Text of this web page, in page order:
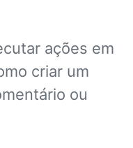
ações em
criar um
ou